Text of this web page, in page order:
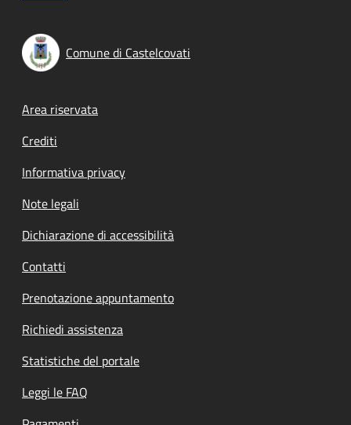
Comune di Castelcovati
Footer menu
Area riservata
Crediti
Informativa privacy
Note legali
Dichiarazione di accessibilità
Contatti
Prenotazione appuntamento
Richiedi assistenza
Statistiche del portale
Leggi le FAQ